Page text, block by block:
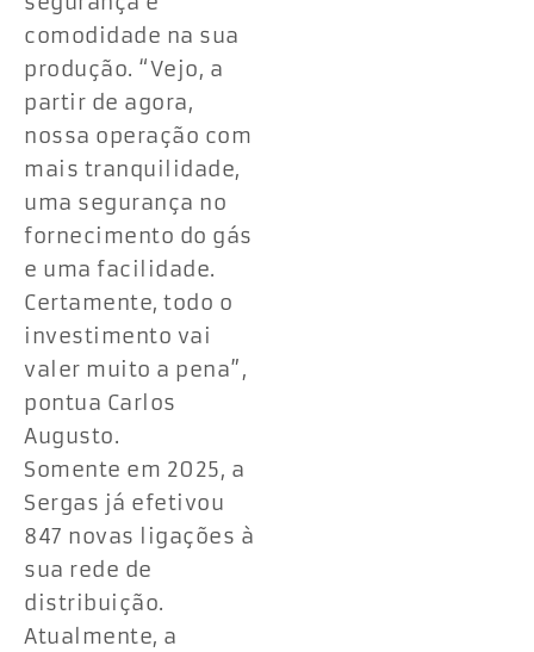
comodidade na sua
produção. “Vejo, a
partir de agora,
nossa operação com
mais tranquilidade,
uma segurança no
fornecimento do gás
e uma facilidade.
Certamente, todo o
investimento vai
valer muito a pena”,
pontua Carlos
Augusto.
Somente em 2025, a
Sergas já efetivou
847 novas ligações à
sua rede de
distribuição.
Atualmente, a